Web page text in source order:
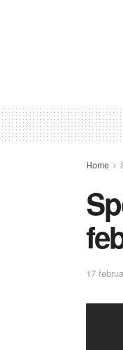
Home
17